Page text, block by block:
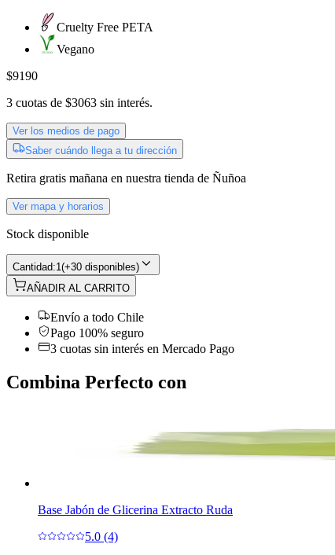
Cruelty Free PETA
Vegano
$9190
3 cuotas de $3063 sin interés.
Ver los medios de pago
Saber cuándo llega a tu dirección
Retira gratis mañana en nuestra tienda de Ñuñoa
Ver mapa y horarios
Stock disponible
Cantidad:1 (+30 disponibles)
AÑADIR AL CARRITO
Envío a todo Chile
Pago 100% seguro
3 cuotas sin interés en Mercado Pago
Combina Perfecto con
Base Jabón de Glicerina Extracto Ruda
5.0 (4)